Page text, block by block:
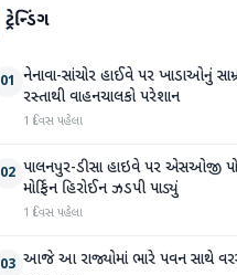
ટ્રેન્ડિંગ
01 નેનાવા-સાંચોર હાઈવે પર ખાડાઓનું
રસ્તાથી વાહનચાલકો પરેશાન
1 દિવસ પહેલા
02 પાલનપુર-ડીસા હાઇવે પર એસઓજી
મોર્ફિન હિરોઈન ઝડપી પાડ્યું
1 દિવસ પહેલા
03 આજે આ રાજ્યોમાં ભારે પવન સાથે